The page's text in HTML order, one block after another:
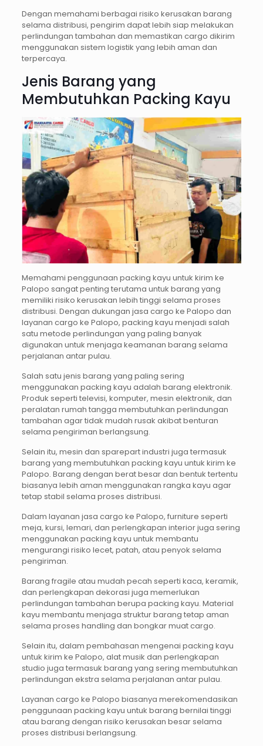
Dengan memahami berbagai risiko kerusakan barang
selama distribusi, pengirim dapat lebih siap melakukan
perlindungan tambahan dan memastikan cargo dikirim
menggunakan sistem logistik yang lebih aman dan
terpercaya.
Jenis Barang yang
Membutuhkan Packing Kayu
Memahami penggunaan packing kayu untuk kirim ke
Palopo sangat penting terutama untuk barang yang
memiliki risiko kerusakan lebih tinggi selama proses
distribusi. Dengan dukungan jasa cargo ke Palopo dan
layanan cargo ke Palopo, packing kayu menjadi salah
satu metode perlindungan yang paling banyak
digunakan untuk menjaga keamanan barang selama
perjalanan antar pulau.
Salah satu jenis barang yang paling sering
menggunakan packing kayu adalah barang elektronik.
Produk seperti televisi, komputer, mesin elektronik, dan
peralatan rumah tangga membutuhkan perlindungan
tambahan agar tidak mudah rusak akibat benturan
selama pengiriman berlangsung.
Selain itu, mesin dan sparepart industri juga termasuk
barang yang membutuhkan packing kayu untuk kirim ke
Palopo. Barang dengan berat besar dan bentuk tertentu
biasanya lebih aman menggunakan rangka kayu agar
tetap stabil selama proses distribusi.
Dalam layanan jasa cargo ke Palopo, furniture seperti
meja, kursi, lemari, dan perlengkapan interior juga sering
menggunakan packing kayu untuk membantu
mengurangi risiko lecet, patah, atau penyok selama
pengiriman.
Barang fragile atau mudah pecah seperti kaca, keramik,
dan perlengkapan dekorasi juga memerlukan
perlindungan tambahan berupa packing kayu. Material
kayu membantu menjaga struktur barang tetap aman
selama proses handling dan bongkar muat cargo.
Selain itu, dalam pembahasan mengenai packing kayu
untuk kirim ke Palopo, alat musik dan perlengkapan
studio juga termasuk barang yang sering membutuhkan
perlindungan ekstra selama perjalanan antar pulau.
Layanan cargo ke Palopo biasanya merekomendasikan
penggunaan packing kayu untuk barang bernilai tinggi
atau barang dengan risiko kerusakan besar selama
proses distribusi berlangsung.